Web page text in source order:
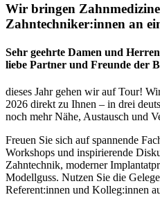
Wir bringen
Zahntechniker:innen an
Sehr geehrte Damen und
liebe Partner und Freunde der
dieses Jahr gehen wir auf Tour!
2026 direkt zu Ihnen – in drei
noch mehr Nähe, Austausch und
Freuen Sie sich auf spannende
Workshops und inspirierende
Zahntechnik, moderner
Modellguss. Nutzen Sie die
Referent:innen und Kolleg:innen